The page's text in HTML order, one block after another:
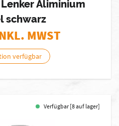
Aliminium
schwarz
MWST
verfügbar
Verfügbar [8 auf lager]